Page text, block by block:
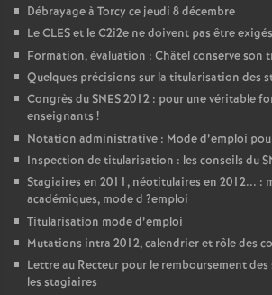
Débrayage à Torcy ce jeudi 8 décembre
LeCLESet le C2i2e ne doivent pas être
Formation, évaluation : Châtel conserve son
Quelques précisions sur la titularisation des
Congrès duSNES2012 : pour une véritable
enseignants !
Notation administrative : Mode d’emploi
Inspection de titularisation : les conseils du
Stagiaires en 2011, néotitulaires en 2012... :
académiques, mode d ?emploi
Titularisation mode d’emploi
Mutations intra 2012, calendrier et rôle des
Lettre au Recteur pour le remboursement des
les stagiaires